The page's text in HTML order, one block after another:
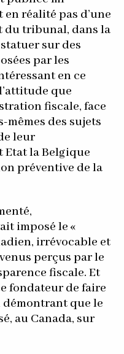
en réalité pas d’une
du tribunal, dans la
sur des
par les
en ce
que
fiscale, face
mêmes des sujets
leur
Etat la Belgique
préventive de la
imposé le «
irrévocable et
perçus par le
fiscale. Et
fondateur de faire
démontrant que le
au Canada, sur